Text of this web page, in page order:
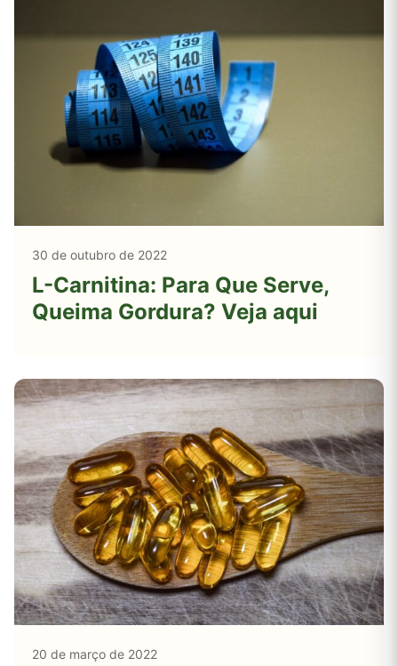
30 de outubro de 2022
L-Carnitina: Para Que Serve,
Queima Gordura? Veja aqui
20 de março de 2022